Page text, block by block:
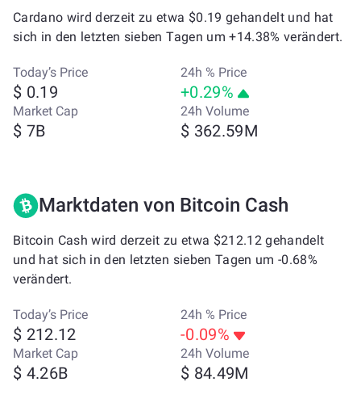
Cardano wird derzeit zu etwa $0.19 gehandelt und hat
sich in den letzten sieben Tagen um +14.38% verändert.
Today’s Price
$ 0.19
24h % Price
+0.29%
Market Cap
$ 7B
24h Volume
$ 362.59M
Marktdaten von Bitcoin Cash
Bitcoin Cash wird derzeit zu etwa $212.12 gehandelt
und hat sich in den letzten sieben Tagen um -0.68%
verändert.
Today’s Price
$ 212.12
24h % Price
-0.09%
Market Cap
$ 4.26B
24h Volume
$ 84.49M